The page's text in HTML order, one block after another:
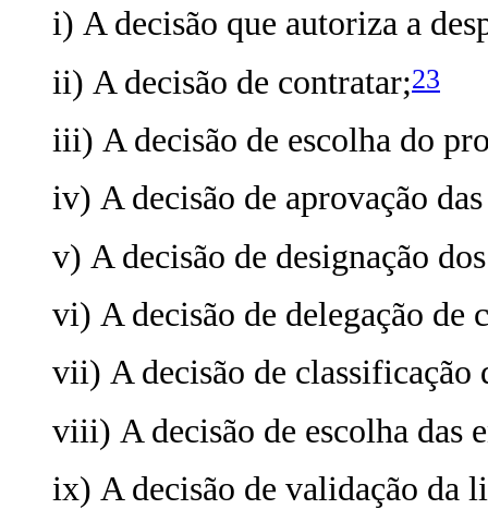
i) A decisão que autoriza a
ii) A decisão de contratar;23
iii) A decisão de escolha do
iv) A decisão de aprovação
v) A decisão de designação
vi) A decisão de delegação de
vii) A decisão de classificação
viii) A decisão de escolha das
ix) A decisão de validação da